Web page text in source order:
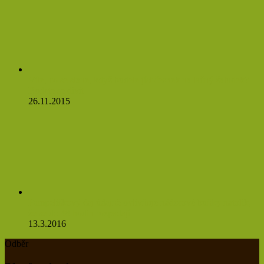
26.11.2015
13.3.2016
Odběr